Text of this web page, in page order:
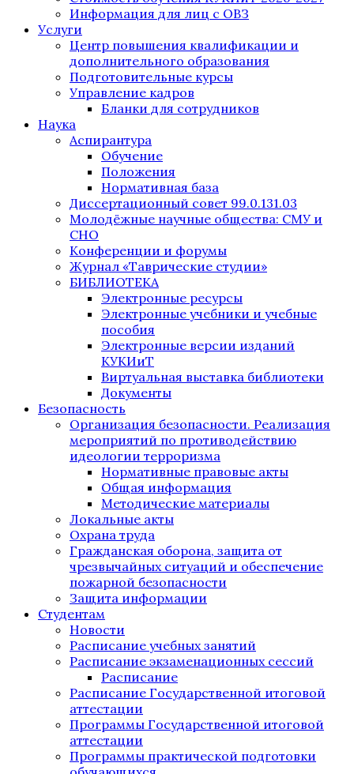
Информация для лиц с ОВЗ
Услуги
Центр повышения квалификации и
дополнительного образования
Подготовительные курсы
Управление кадров
Бланки для сотрудников
Наука
Аспирантура
Обучение
Положения
Нормативная база
Диссертационный совет 99.0.131.03
Молодёжные научные общества: СМУ и
СНО
Конференции и форумы
Журнал «Таврические студии»
БИБЛИОТЕКА
Электронные ресурсы
Электронные учебники и учебные
пособия
Электронные версии изданий
КУКИиТ
Виртуальная выставка библиотеки
Документы
Безопасность
Организация безопасности. Реализация
мероприятий по противодействию
идеологии терроризма
Нормативные правовые акты
Общая информация
Методические материалы
Локальные акты
Охрана труда
Гражданская оборона, защита от
чрезвычайных ситуаций и обеспечение
пожарной безопасности
Защита информации
Студентам
Новости
Расписание учебных занятий
Расписание экзаменационных сессий
Расписание
Расписание Государственной итоговой
аттестации
Программы Государственной итоговой
аттестации
Программы практической подготовки